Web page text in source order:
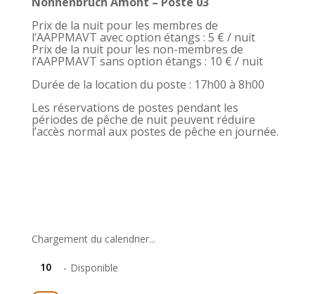
Prix de la nuit pour les membres de
l’AAPPMAVT avec option étangs : 5 € / nuit
Prix de la nuit pour les non-membres de
l’AAPPMAVT sans option étangs : 10 € / nuit
Durée de la location du poste : 17h00 à 8h00
Les réservations de postes pendant les
périodes de pêche de nuit peuvent réduire
l’accès normal aux postes de pêche en journée.
Chargement du calendrier...
10 - Disponible